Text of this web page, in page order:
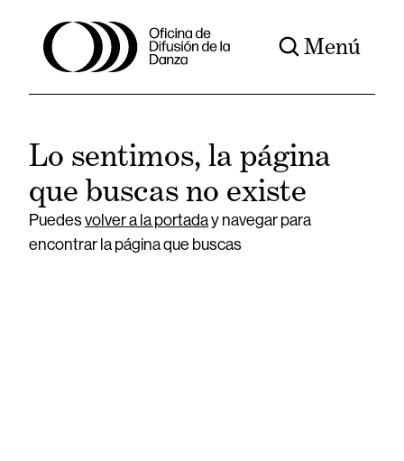
Menú
Lo sentimos, la página
que buscas no existe
Puedesvolver a la portaday navegar para
encontrar la página que buscas